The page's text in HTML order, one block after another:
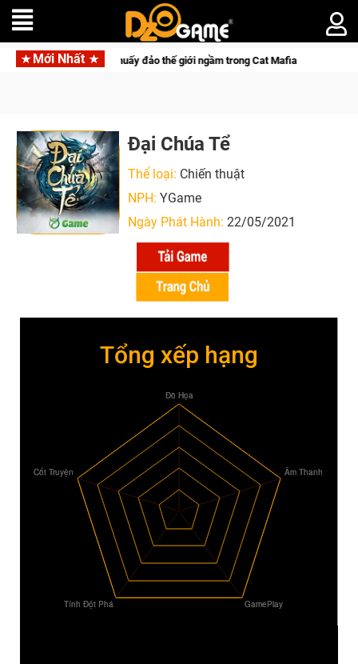
Mới Nhất
thế giới ngầm trong Cat Mafia
Đại Chúa Tể
Thể loại: Chiến thuật
NPH: YGame
Ngày Phát Hành: 22/05/2021
Tổng xếp hạng